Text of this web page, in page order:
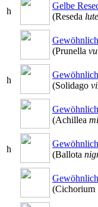
h
Gelbe
(Reseda
(Prunella
h
(Solidago
(Achillea
h
(Ballota
(Cichorium